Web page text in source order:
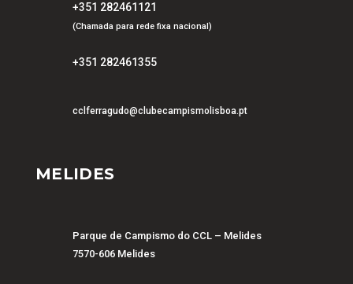
+351 282461121
(Chamada para rede fixa nacional)
+351 282461355
cclferragudo@clubecampismolisboa.pt
MELIDES
Parque de Campismo do CCL – Melides
7570-606 Melides